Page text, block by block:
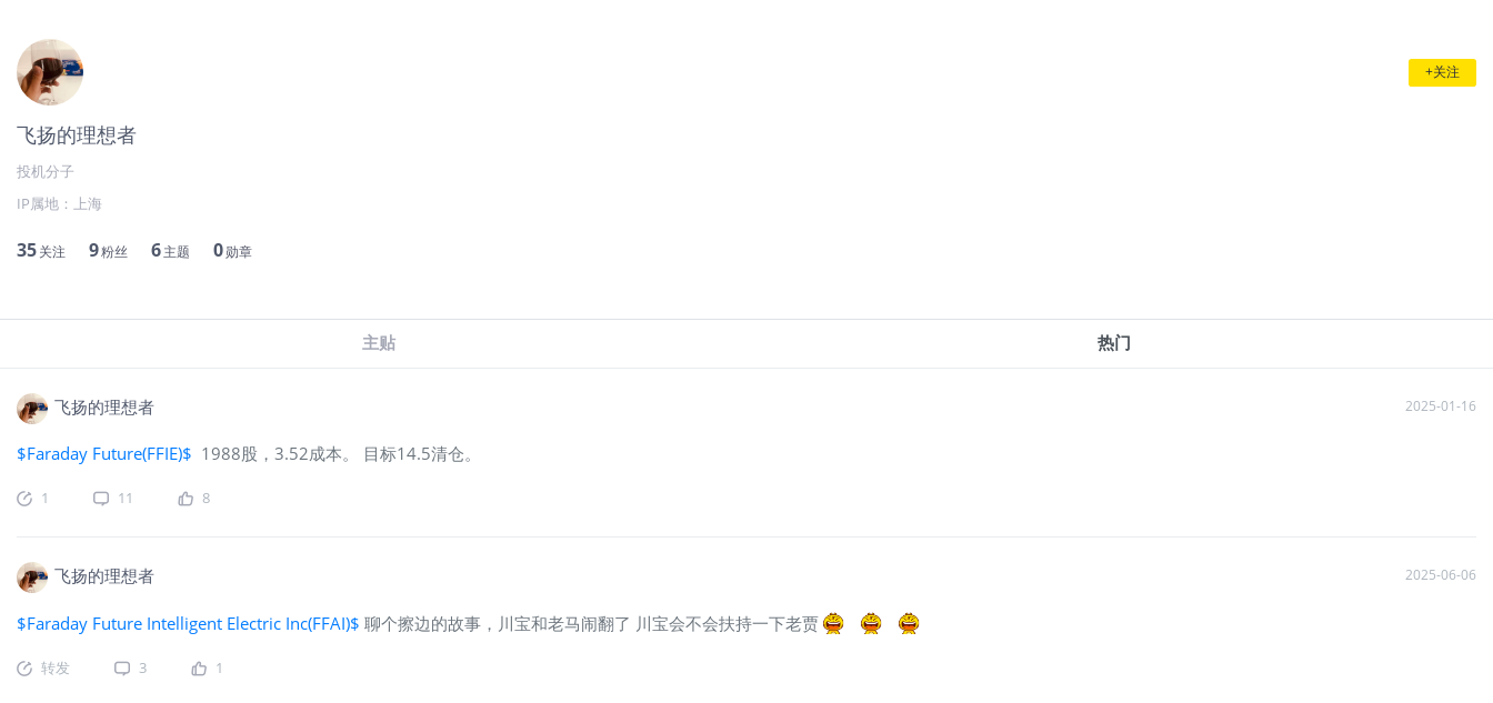
+关注
飞扬的理想者
投机分子
IP属地：
上海
35关注 9粉丝 6主题 0勋章
主贴 热门
飞扬的理想者 2025-01-16
$Faraday Future(FFIE)$ 1988股，3.52成本。 目标14.5清仓。
1 11 8
飞扬的理想者 2025-06-06
$Faraday Future Intelligent Electric Inc(FFAI)$ 聊个擦边的故事，川宝和老马闹翻了 川宝会不会扶持一下老贾
转发 3 1